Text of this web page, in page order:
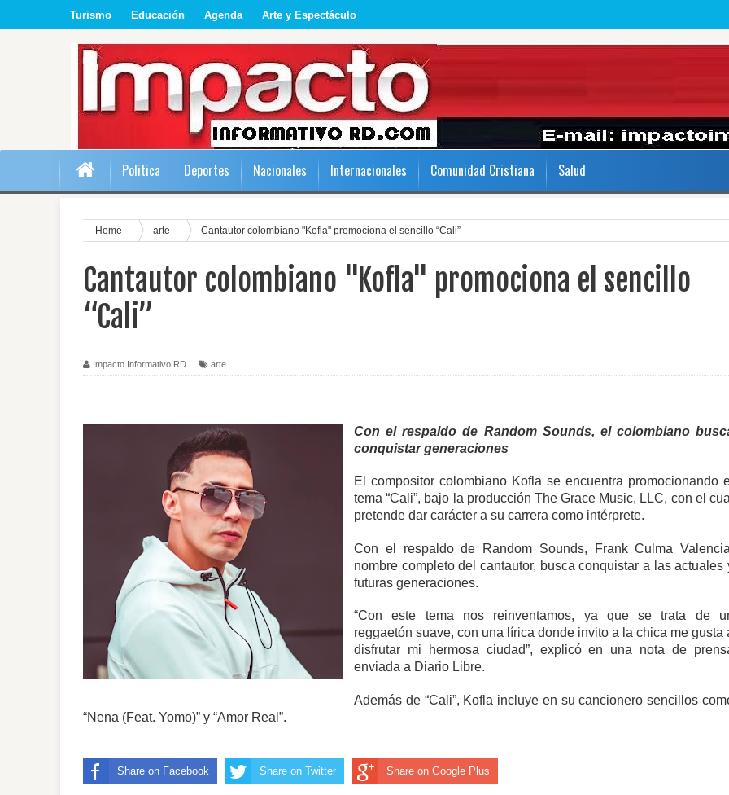
Turismo Educación Agenda Arte y Espectáculo
Politica Deportes Nacionales Internacionales Comunidad Cristiana Salud
Home arte Cantautor colombiano "Kofla" promociona el sencillo “Cali”
Cantautor colombiano "Kofla" promociona el sencillo
“Cali”
Impacto Informativo RD arte
Con el respaldo de Random Sounds, el colombiano
conquistar generaciones
El compositor colombiano Kofla se encuentra promocionando
tema “Cali”, bajo la producción The Grace Music, LLC, con el
pretende dar carácter a su carrera como intérprete.
Con el respaldo de Random Sounds, Frank Culma
nombre completo del cantautor, busca conquistar a las actuales
futuras generaciones.
“Con este tema nos reinventamos, ya que se trata de
reggaetón suave, con una lírica donde invito a la chica me gusta
disfrutar mi hermosa ciudad”, explicó en una nota de
enviada a Diario Libre.
Además de “Cali”, Kofla incluye en su cancionero sencillos
“Nena (Feat. Yomo)” y “Amor Real”.
Share on Facebook Share on Twitter Share on Google Plus